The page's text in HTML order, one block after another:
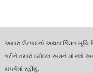
અમારા ઉત્પાદનો અથવા કિંમત સૂચિ
કરીને તમારો ઇમેઇલ અમને મોકલો
સંપર્કમાં રહીશું.